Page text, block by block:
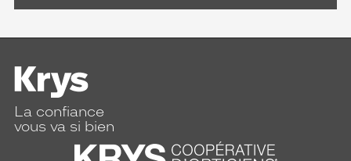
La confiance
vous va si bien